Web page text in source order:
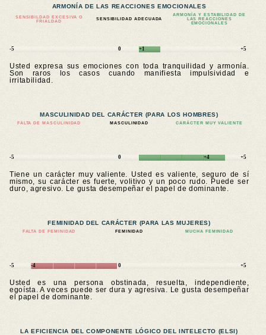
ARMONÍA DE LAS REACCIONES EMOCIONALES
SENSIBILDAD EXCESIVA O
FRIALDAD
SENSIBILIDAD ADECUADA
ARMONÍA Y ESTABILIDAD DE
LAS REACCIONES
EMOCIONALES
-5 0 +1 +5
Usted expresa sus emociones con toda tranquilidad y armonía.
Son raros los casos cuando manifiesta impulsividad e
irritabilidad.
MASCULINIDAD DEL CARÁCTER (PARA LOS HOMBRES)
FALTA DE MASCULINIDAD MASCULINIDAD CARÁCTER MUY VALIENTE
-5 0 +4 +5
Tiene un carácter muy valiente. Usted es valiente, seguro de sí
mismo, su carácter es fuerte, volitivo y un poco rudo. Puede ser
duro, agresivo. Le gusta desempeñar el papel de dominante.
FEMINIDAD DEL CARÁCTER (PARA LAS MUJERES)
FALTA DE FEMINIDAD FEMINIDAD MUCHA FEMINIDAD
-5 -4 0 +5
Usted es una persona obstinada, resuelta, independiente,
egoísta. A veces puede ser dura y agresiva. Le gusta desempeñar
el papel de dominante.
LA EFICIENCIA DEL COMPONENTE LÓGICO DEL INTELECTO (ELSI)